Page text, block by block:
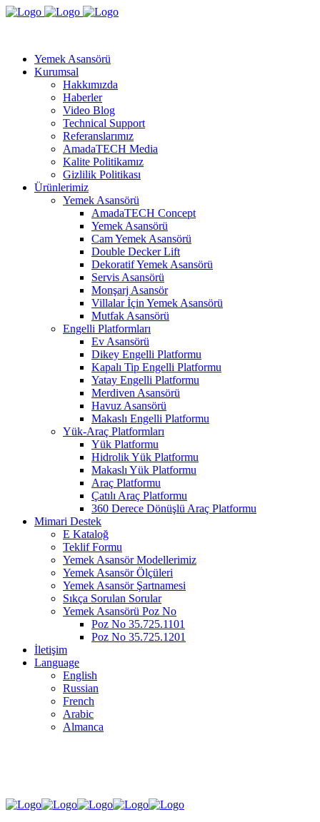
Yemek Asansörü
Kurumsal
Hakkımızda
Haberler
Video Blog
Technical Support
Referanslarımız
AmadaTECH Media
Kalite Politikamız
Gizlilik Politikası
Ürünlerimiz
Yemek Asansörü
AmadaTECH Concept
Yemek Asansörü
Cam Yemek Asansörü
Double Decker Lift
Dekoratif Yemek Asansörü
Servis Asansörü
Monşarj Asansör
Villalar İçin Yemek Asansörü
Mutfak Asansörü
Engelli Platformları
Ev Asansörü
Dikey Engelli Platformu
Kapalı Tip Engelli Platformu
Yatay Engelli Platformu
Merdiven Asansörü
Havuz Asansörü
Makaslı Engelli Platformu
Yük-Araç Platformları
Yük Platformu
Hidrolik Yük Platformu
Makaslı Yük Platformu
Araç Platformu
Çatılı Araç Platformu
360 Derece Dönüşlü Araç Platformu
Mimari Destek
E Kataloğ
Teklif Formu
Yemek Asansör Modellerimiz
Yemek Asansör Ölçüleri
Yemek Asansör Şartnamesi
Sıkça Sorulan Sorular
Yemek Asansörü Poz No
Poz No 35.725.1101
Poz No 35.725.1201
İletişim
Language
English
Russian
French
Arabic
Almanca